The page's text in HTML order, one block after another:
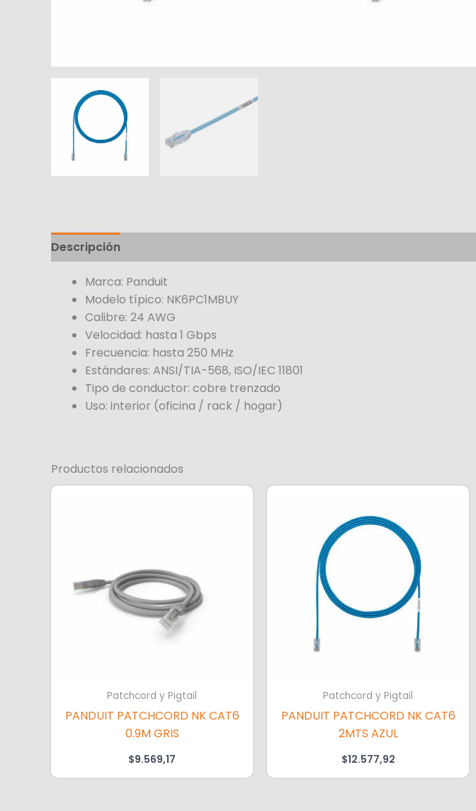
Descripción
Marca: Panduit
Modelo típico: NK6PC1MBUY
Calibre: 24 AWG
Velocidad: hasta 1 Gbps
Frecuencia: hasta 250 MHz
Estándares: ANSI/TIA-568, ISO/IEC 11801
Tipo de conductor: cobre trenzado
Uso: interior (oficina / rack / hogar)
Productos relacionados
Patchcord y Pigtail
PANDUIT PATCHCORD NK CAT6
0.9M GRIS
$9.569,17
Patchcord y Pigtail
PANDUIT PATCHCORD NK CAT6
2MTS AZUL
$12.577,92